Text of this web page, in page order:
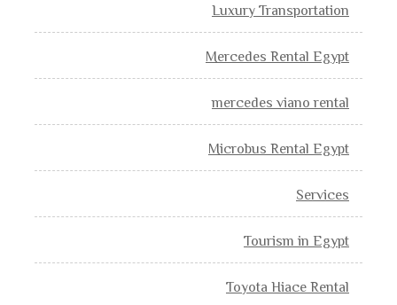
Luxury Transportation
Mercedes Rental Egypt
mercedes viano rental
Microbus Rental Egypt
Services
Tourism in Egypt
Toyota Hiace Rental